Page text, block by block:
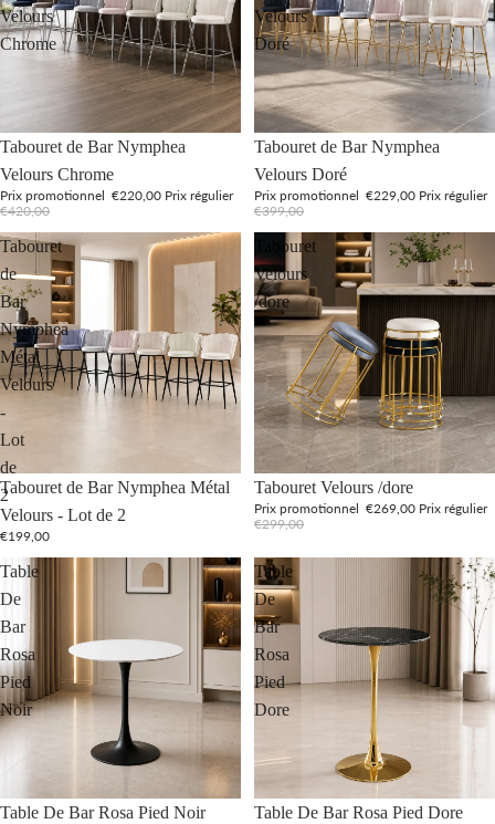
Velours
Chrome
Promotion
Tabouret de Bar Nymphea
Velours Chrome
Prix promotionnel €220,00 Prix régulier
€420,00
Velours
Doré
Promotion
Tabouret de Bar Nymphea
Velours Doré
Prix promotionnel €229,00 Prix régulier
€399,00
Tabouret
de
Bar
Nymphea
Métal
Velours
-
Lot
de
2
Tabouret de Bar Nymphea Métal
Velours - Lot de 2
€199,00
Tabouret
Velours
/dore
Promotion
Tabouret Velours /dore
Prix promotionnel €269,00 Prix régulier
€299,00
Table
De
Bar
Rosa
Pied
Noir
Promotion
Table De Bar Rosa Pied Noir
Table
De
Bar
Rosa
Pied
Dore
Promotion
Table De Bar Rosa Pied Dore